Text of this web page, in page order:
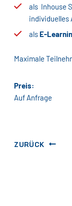
als Inhouse
individuelles
als E-
Maximale
Preis:
Auf Anfrage
ZURÜCK